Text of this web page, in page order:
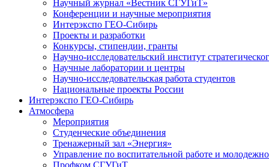
Научный журнал «Вестник СГУГиТ»
Конференции и научные мероприятия
Интерэкспо ГЕО-Сибирь
Проекты и разработки
Конкурсы, стипендии, гранты
Научно-исследовательский институт
Научные лаборатории и центры
Научно-исследовательская работа студентов
Национальные проекты России
Интерэкспо ГЕО-Сибирь
Атмосфера
Мероприятия
Студенческие объединения
Тренажерный зал «Энергия»
Управление по воспитательной работе и
Профком СГУГиТ